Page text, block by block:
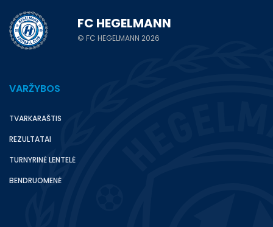
FC HEGELMANN
© FC HEGELMANN 2026
VARŽYBOS
TVARKARAŠTIS
REZULTATAI
TURNYRINĖ LENTELĖ
BENDRUOMENĖ